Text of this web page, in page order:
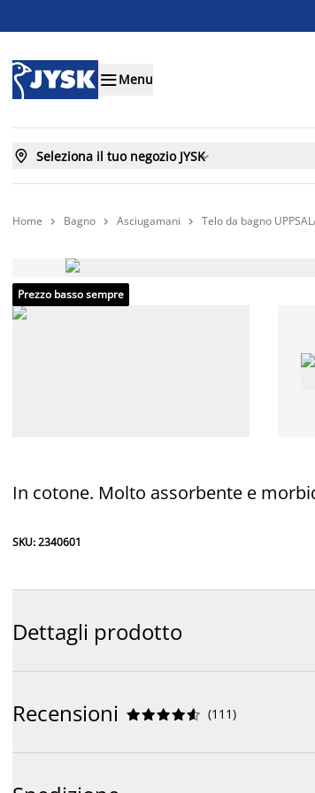
Menu
 Seleziona il tuo negozio JYSK
Home  Bagno  Asciugamani  Telo da bagno
Prezzo basso sempre
In cotone. Molto assorbente e
SKU: 2340601
Dettagli prodotto
Recensioni 




 (111)